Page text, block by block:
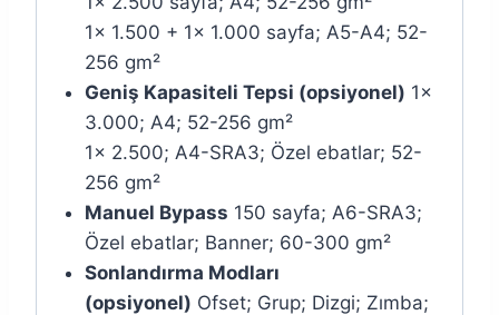
1x 1.500 + 1x 1.000 sayfa; A5-A4; 52-
256 gm²
Geniş Kapasiteli Tepsi (opsiyonel) 1x
3.000; A4; 52-256 gm²
1x 2.500; A4-SRA3; Özel ebatlar; 52-
256 gm²
Manuel Bypass 150 sayfa; A6-SRA3;
Özel ebatlar; Banner; 60-300 gm²
Sonlandırma Modları
(opsiyonel) Ofset; Grup; Dizgi; Zımba;